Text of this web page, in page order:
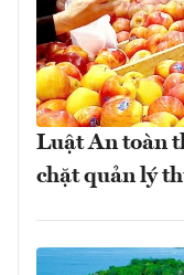
Luật An toàn
chặt quản lý